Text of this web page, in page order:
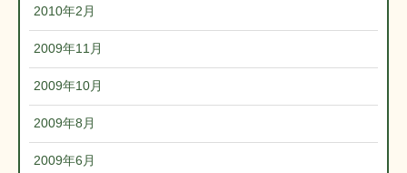
2010年2月
2009年11月
2009年10月
2009年8月
2009年6月